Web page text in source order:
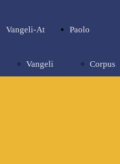
Vangeli-At
Vangeli
Paolo
Corpus